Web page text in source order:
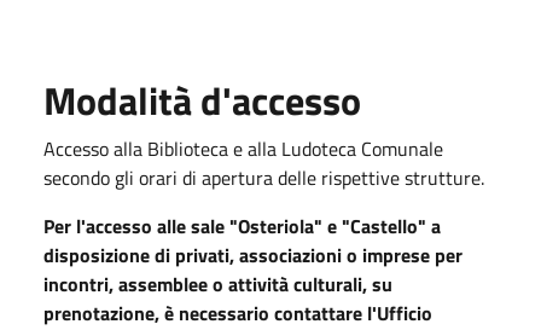
Modalità d'accesso
Accesso alla Biblioteca e alla Ludoteca Comunale
secondo gli orari di apertura delle rispettive strutture.
Per l'accesso alle sale "Osteriola" e "Castello" a
disposizione di privati, associazioni o imprese per
incontri, assemblee o attività culturali, su
prenotazione, è necessario contattare l'Ufficio